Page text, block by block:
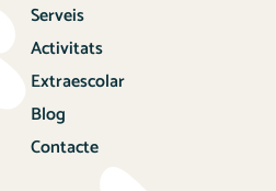
Serveis
Activitats
Extraescolar
Blog
Contacte